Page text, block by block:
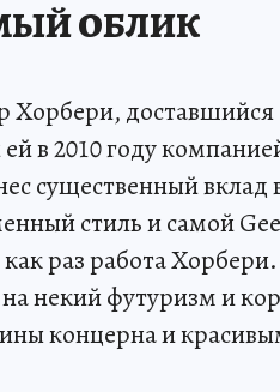
ОБЛИК
доставшийся
в 2010 году
существенный
стиль и самой
раз работа
некий футуризм и
концерна и